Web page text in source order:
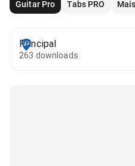
Guitar Pro Tabs PRO Mais
Principal
263 downloads